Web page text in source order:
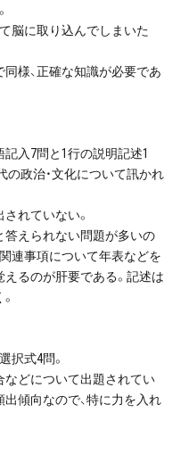
師が届ける
＠
3967
資料請求
業とは
脳に取り込んでしまいた
様、正確な知識が必要であ
記入7問と1行の説明記述1
の政治・文化について訊かれ
れていない。
答えられない問題が多いの
連事項について年表などを
るのが肝要である。記述は
択式4問。
などについて出題されてい
傾向なので、特に力を入れ